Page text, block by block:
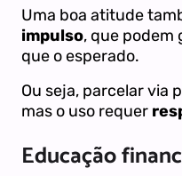
Uma boa atitude
impulso, que podem
que o esperado.
Ou seja, parcelar via
mas o uso requer
Educação